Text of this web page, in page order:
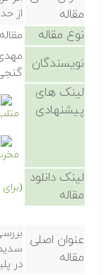
مقاله
از
نوع مقاله
نویسندگان
لینک های
پیشنهادی
لینک دانلود
مقاله
عنوان اصلی
مقاله
در